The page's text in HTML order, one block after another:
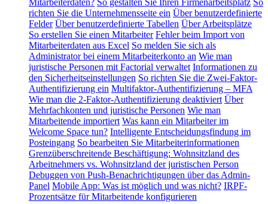
richten Sie die Unternehmensseite ein Über benutzerdefinierte
Felder Über benutzerdefinierte Tabellen Über Arbeitsplätze
So erstellen Sie einen Mitarbeiter Fehler beim Import von
Mitarbeiterdaten aus Excel So melden Sie sich als
Administrator bei einem Mitarbeiterkonto an Wie man
juristische Personen mit Factorial verwaltet Informationen zu
den Sicherheitseinstellungen So richten Sie die Zwei-Faktor-
Authentifizierung ein Multifaktor-Authentifizierung – MFA
Wie man die 2-Faktor-Authentifizierung deaktiviert Über
Mehrfachkonten und juristische Personen Wie man
Mitarbeitende importiert Was kann ein Mitarbeiter im
Welcome Space tun? Intelligente Entscheidungsfindung im
Posteingang So bearbeiten Sie Mitarbeiterinformationen
Grenzüberschreitende Beschäftigung: Wohnsitzland des
Arbeitnehmers vs. Wohnsitzland der juristischen Person
Debuggen von Push-Benachrichtigungen über das Admin-
Panel Mobile App: Was ist möglich und was nicht? IRPF-
Prozentsätze für Mitarbeitende konfigurieren